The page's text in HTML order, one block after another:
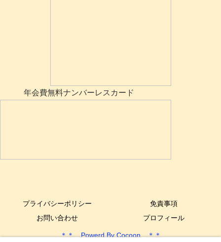
年会費無料ナンバーレスカード
プライバシーポリシー
免責事項
お問い合わせ
プロフィール
＊＊ Powerd By Cocoon ＊＊